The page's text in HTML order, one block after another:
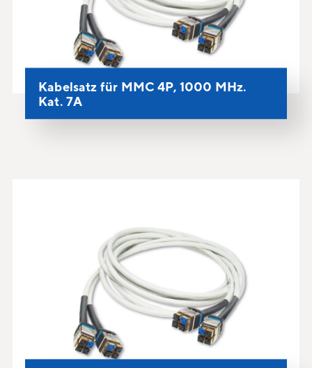
Kabelsatz für MMC 4P, 1000 MHz.
Kat. 7A